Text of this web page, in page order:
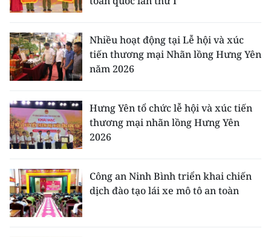
Nhiều hoạt động tại Lễ hội và xúc
tiến thương mại Nhãn lồng Hưng Yên
năm 2026
Hưng Yên tổ chức lễ hội và xúc tiến
thương mại nhãn lồng Hưng Yên
2026
Công an Ninh Bình triển khai chiến
dịch đào tạo lái xe mô tô an toàn